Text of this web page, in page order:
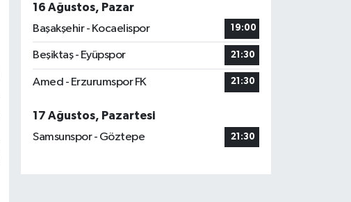
16 Ağustos, Pazar
Başakşehir - Kocaelispor
19:00
Beşiktaş - Eyüpspor 21:30
Amed - Erzurumspor FK 21:30
17 Ağustos, Pazartesi
Samsunspor - Göztepe
21:30